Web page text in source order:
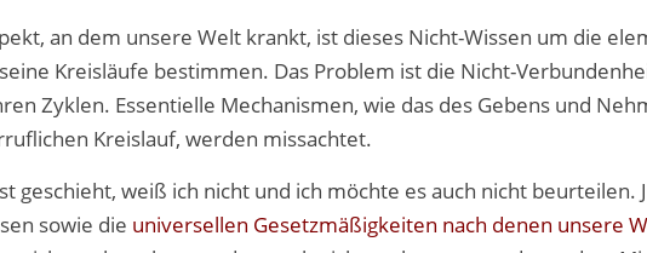
an dem unsere Welt krankt, ist dieses Nicht-Wissen um die
Kreisläufe bestimmen. Das Problem ist die Nicht-
Zyklen. Essentielle Mechanismen, wie das des Gebens und
Kreislauf, werden missachtet.
geschieht, weiß ich nicht und ich möchte es auch nicht beurteilen.
sowie die universellen Gesetzmäßigkeiten nach denen unsere